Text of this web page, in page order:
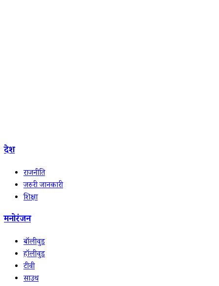
देश
राजनीति
जरुरी जानकारी
शिक्षा
मनोरंजन
बॉलीवुड
हॉलीवुड
टीवी
साउथ